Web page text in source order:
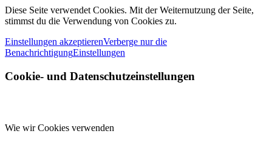
Diese Seite verwendet Cookies. Mit der Weiternutzung der Seite,
stimmst du die Verwendung von Cookies zu.
Einstellungen akzeptierenVerberge nur die
BenachrichtigungEinstellungen
Cookie- und Datenschutzeinstellungen
Wie wir Cookies verwenden